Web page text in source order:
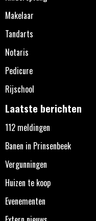
Makelaar
Tandarts
Notaris
Pedicure
Rijschool
Laatste berichten
112 meldingen
Banen in Prinsenbeek
Vergunningen
Huizen te koop
Evenementen